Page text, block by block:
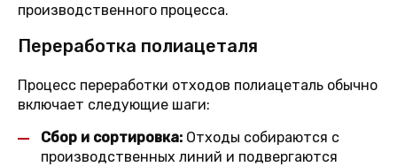
производственного процесса.
Переработка полиацеталя
Процесс переработки отходов полиацеталь обычно
включает следующие шаги:
Сбор и сортировка: Отходы собираются с
производственных линий и подвергаются